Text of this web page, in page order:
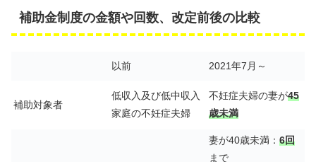
補助金制度の金額や回数、改定前後の比較
以前 2021年7月～
補助対象者
低収入及び低中収入
家庭の不妊症夫婦
不妊症夫婦の妻が45
歳未満
妻が40歳未満： 6回
まで